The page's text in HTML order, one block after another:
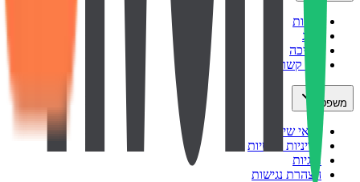
אודות
בלוג
תמיכה
צור קשר
משפטי
תנאי שימוש
מדיניות פרטיות
עוגיות
הצהרת נגישות